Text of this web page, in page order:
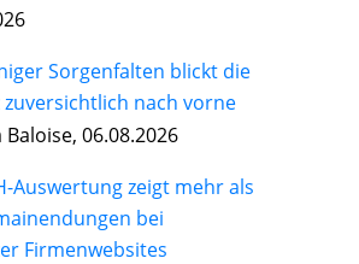
Sorgenfalten blickt die
zuversichtlich nach vorne
06.08.2026
Auswertung zeigt mehr als
bei
Firmenwebsites